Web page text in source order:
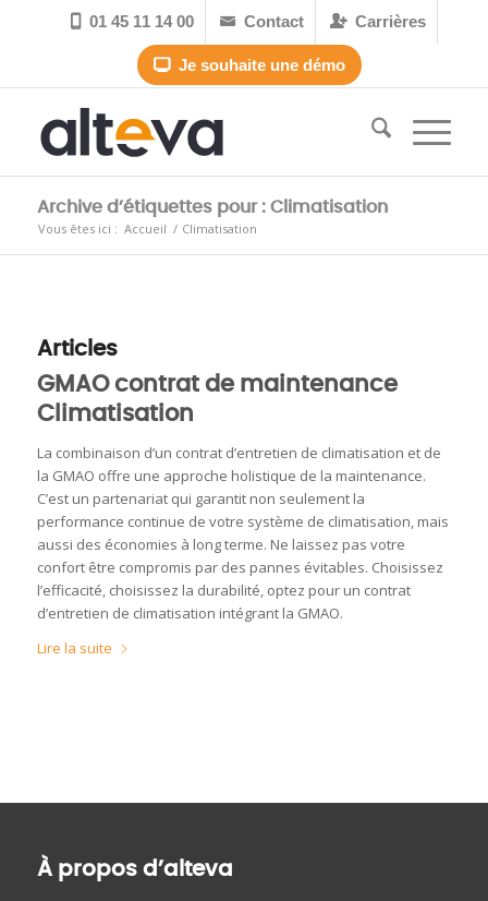
 01 45 11 14 00  Contact Carrières
Je souhaite une démo
Archive d’étiquettes pour : Climatisation
Vous êtes ici : Accueil / Climatisation
Articles
GMAO contrat de maintenance
Climatisation
La combinaison d’un contrat d’entretien de climatisation et de
la GMAO offre une approche holistique de la maintenance.
C’est un partenariat qui garantit non seulement la
performance continue de votre système de climatisation, mais
aussi des économies à long terme. Ne laissez pas votre
confort être compromis par des pannes évitables. Choisissez
l’efficacité, choisissez la durabilité, optez pour un contrat
d’entretien de climatisation intégrant la GMAO.
Lire la suite
À propos d’alteva